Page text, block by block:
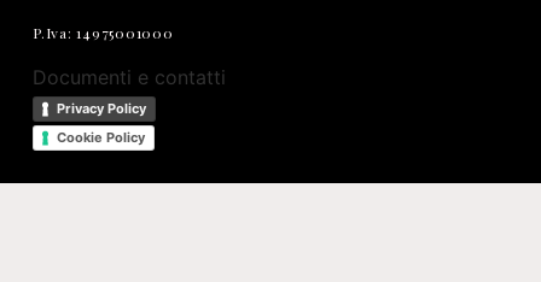
P.Iva: 14975001000
Documenti e contatti
Privacy Policy
Cookie Policy